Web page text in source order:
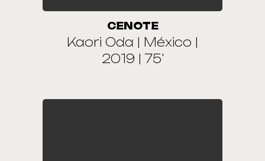
CENOTE
Kaori Oda | México |
2019 | 75'